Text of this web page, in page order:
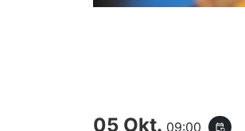
05 Okt. 09:00 event_repeat